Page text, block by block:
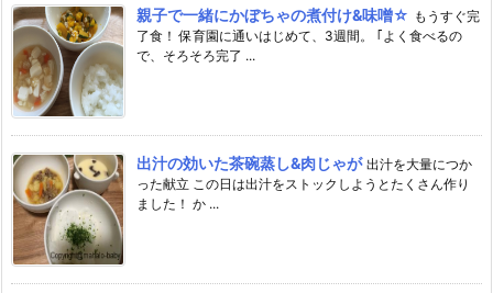
親子で一緒にかぼちゃの煮付け&味噌☆ もうすぐ完
了食！ 保育園に通いはじめて、3週間。 ｢よく食べるの
で、そろそろ完了 ...
出汁の効いた茶碗蒸し&肉じゃが 出汁を大量につか
った献立 この日は出汁をストックしようとたくさん作り
ました！ か ...